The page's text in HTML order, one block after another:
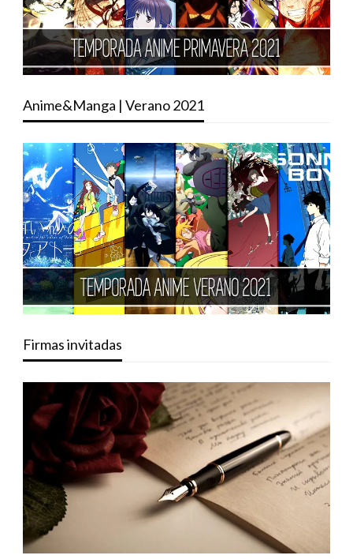
Anime&Manga | Verano 2021
Firmas invitadas